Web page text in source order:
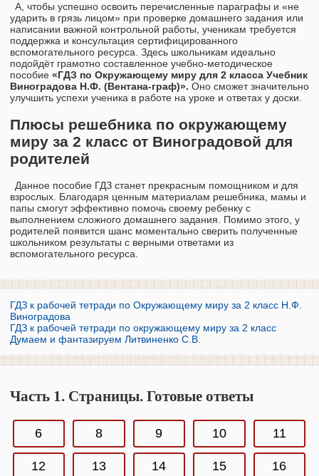
А, чтобы успешно освоить перечисленные параграфы и «не
ударить в грязь лицом» при проверке домашнего задания или
написании важной контрольной работы, ученикам требуется
поддержка и консультация сертифицированного
вспомогательного ресурса. Здесь школьникам идеально
подойдёт грамотно составленное учебно-методическое
пособие «ГДЗ по Окружающему миру для 2 класса Учебник
Виноградова Н.Ф. (Вентана-граф)». Оно сможет значительно
улучшить успехи ученика в работе на уроке и ответах у доски.
Плюсы решебника по окружающему
миру за 2 класс от Виноградовой для
родителей
Данное пособие ГДЗ станет прекрасным помощником и для
взрослых. Благодаря ценным материалам решебника, мамы и
папы смогут эффективно помочь своему ребенку с
выполнением сложного домашнего задания. Помимо этого, у
родителей появится шанс моментально сверить полученные
школьником результаты с верными ответами из
вспомогательного ресурса.
ГДЗ к рабочей тетради по Окружающему миру за 2 класс Н.Ф.
Виноградова
ГДЗ к рабочей тетради по окружающему миру за 2 класс
Думаем и фантазируем Литвиненко С.В.
Часть 1. Страницы. Готовые ответы
6 8 9 10 11
12 13 14 15 16